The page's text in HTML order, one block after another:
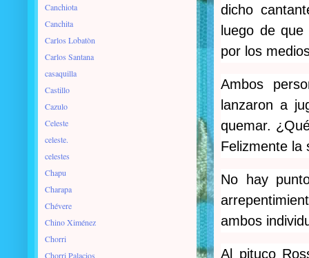
dicho
luego de
por los
Ambos
lanzaron a
quemar.
Felizmente la
No hay
ambos
Al pituco
Canchiota
Canchita
Carlos Lobatòn
Carlos Santana
casaquilla
Castillo
Cazulo
Celeste
celeste.
celestes
Chapu
Charapa
Chévere
Chino Ximénez
Chorri
Chorri Palacios